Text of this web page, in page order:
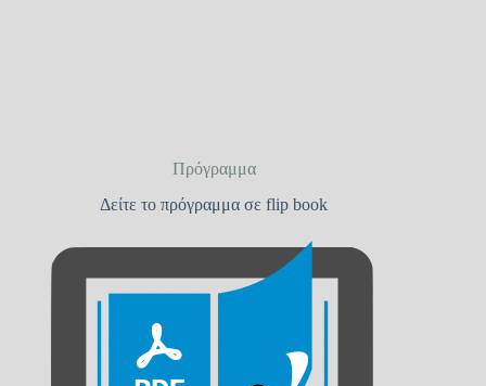
Πρόγραμμα
Δείτε το πρόγραμμα σε flip book